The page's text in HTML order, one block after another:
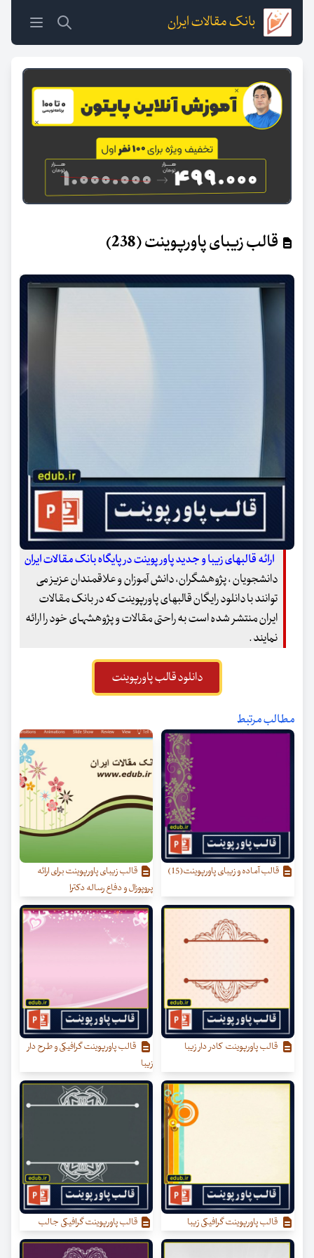
بانک مقالات ایران
قالب زیبای پاورپوینت (238)
ارائه قالبهای زیبا و جدید پاور پوینت در پایگاه بانک مقالات ایران
دانشجویان ، پژوهشگران، دانش آموزان و علاقمندان عزیز می
توانند با دانلود رایگان قالبهای پاورپوینت که در بانک مقالات
ایران منتشر شده است به راحتی مقالات و پژوهشهای خود را ارائه
نمایند .
دانلود قالب پاورپوینت
مطالب مرتبط
قالب آماده و زیبای پاورپوینت(15)
قالب زیبای پاورپوینت برای ارائه
پروپوزال و دفاع رساله دکترا
قالب پاورپوینت کادر دار زیبا
قالب پاورپوینت گرافیکی و طرح دار
زیبا
قالب پاورپوینت گرافیکی زیبا قالب پاورپوینت گرافیکی جالب